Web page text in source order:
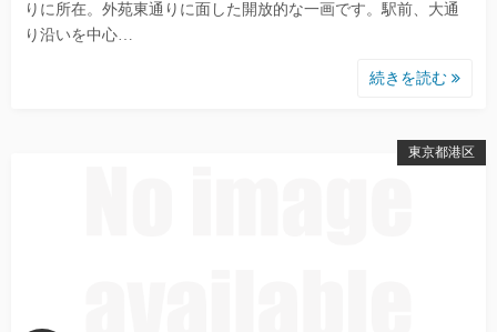
りに所在。外苑東通りに面した開放的な一画です。駅前、大通
り沿いを中心…
続きを読む
東京都港区